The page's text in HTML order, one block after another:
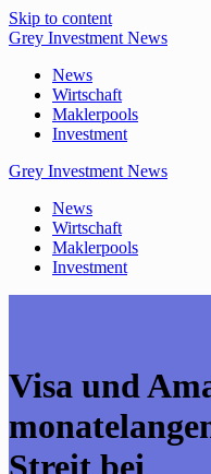
Skip to content
Grey Investment News
News
Wirtschaft
Maklerpools
Investment
Grey Investment News
News
Wirtschaft
Maklerpools
Investment
Visa und
Streit bei